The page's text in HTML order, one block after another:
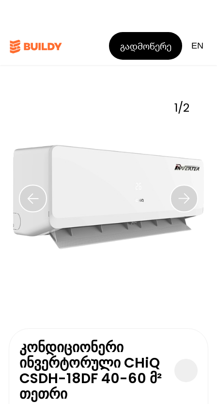
გადმოწერე EN
1/2
კონდიციონერი
ინვერტორული CHiQ
CSDH-18DF 40-60 მ²
თეთრი